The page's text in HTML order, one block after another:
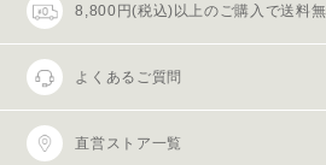
8,800円(税込)以上のご購入で送料
よくあるご質問
直営ストア一覧